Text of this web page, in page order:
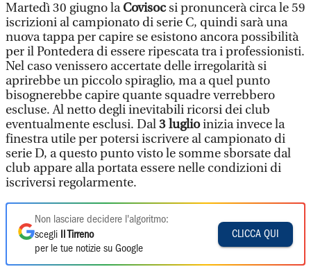
Martedì 30 giugno laCovisocsi pronuncerà circa le 59
iscrizioni al campionato di serie C, quindi sarà una
nuova tappa per capire se esistono ancora possibilità
per il Pontedera di essere ripescata tra i professionisti.
Nel caso venissero accertate delle irregolarità si
aprirebbe un piccolo spiraglio, ma a quel punto
bisognerebbe capire quante squadre verrebbero
escluse. Al netto degli inevitabili ricorsi dei club
eventualmente esclusi. Dal3 luglioinizia invece la
finestra utile per potersi iscrivere al campionato di
serie D, a questo punto visto le somme sborsate dal
club appare alla portata essere nelle condizioni di
iscriversi regolarmente.
Non lasciare decidere l'algoritmo:
scegli
Il Tirreno
per le tue notizie su Google
CLICCA QUI